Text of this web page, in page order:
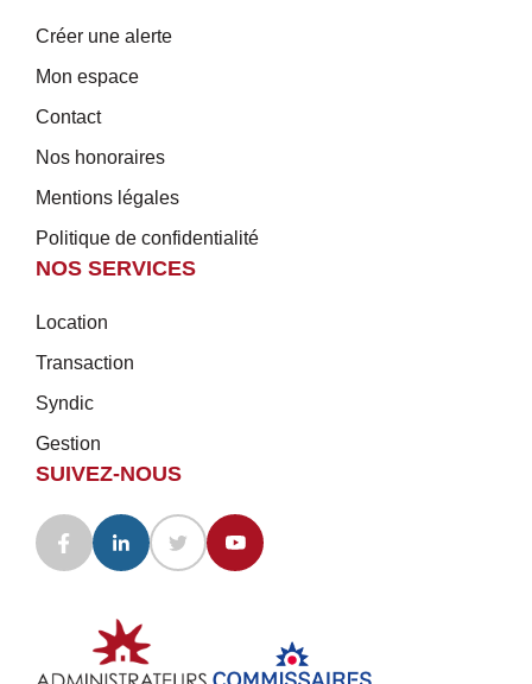
Créer une alerte
Mon espace
Contact
Nos honoraires
Mentions légales
Politique de confidentialité
NOS SERVICES
Location
Transaction
Syndic
Gestion
SUIVEZ-NOUS